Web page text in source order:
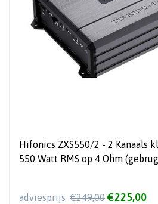
Hifonics ZXS550/2 - 2 Kanaals
550 Watt RMS op 4 Ohm
adviesprijs €249,00 €225,00